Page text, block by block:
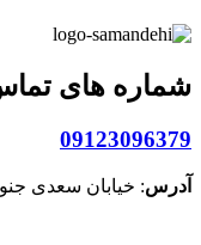
شماره های
09123096379
آدرس: خیابان سعدی